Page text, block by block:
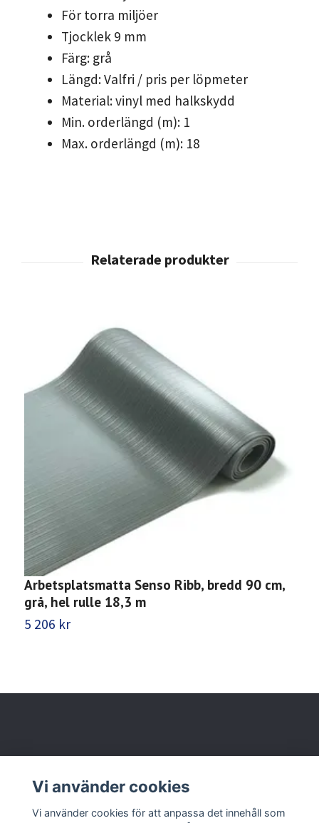
För torra miljöer
Tjocklek 9 mm
Färg: grå
Längd: Valfri / pris per löpmeter
Material: vinyl med halkskydd
Min. orderlängd (m): 1
Max. orderlängd (m): 18
Arbetsplatsmatta Senso Ribb, bredd 90 cm,
grå, hel rulle 18,3 m
5 206 kr
Läs mer
Vi använder cookies
Vi använder cookies för att anpassa det innehåll som